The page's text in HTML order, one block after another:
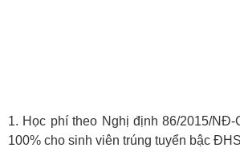
1. Học phí theo Nghị định 86/2015/
100% cho sinh viên trúng tuyển bậc